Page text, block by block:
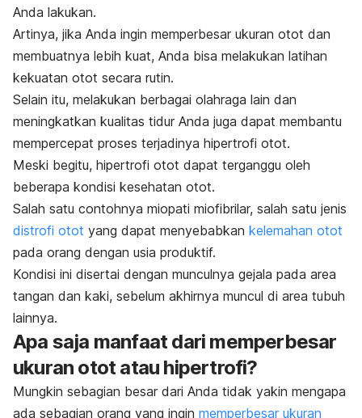
Anda lakukan.
Artinya, jika Anda ingin memperbesar ukuran otot dan
membuatnya lebih kuat, Anda bisa melakukan latihan
kekuatan otot secara rutin.
Selain itu, melakukan berbagai olahraga lain dan
meningkatkan kualitas tidur Anda juga dapat membantu
mempercepat proses terjadinya hipertrofi otot.
Meski begitu, hipertrofi otot dapat terganggu oleh
beberapa kondisi kesehatan otot.
Salah satu contohnya miopati miofibrilar, salah satu jenis
distrofi otot yang dapat menyebabkan kelemahan otot
pada orang dengan usia produktif.
Kondisi ini disertai dengan munculnya gejala pada area
tangan dan kaki, sebelum akhirnya muncul di area tubuh
lainnya.
Apa saja manfaat dari memperbesar
ukuran otot atau hipertrofi?
Mungkin sebagian besar dari Anda tidak yakin mengapa
ada sebagian orang yang ingin memperbesar ukuran